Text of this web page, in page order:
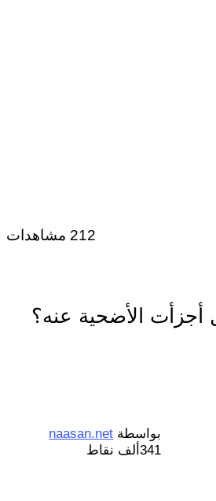
212 مشاهدات
أجزأت الأضحية عنه؟
بواسطة naasan.net
341ألف
نقاط